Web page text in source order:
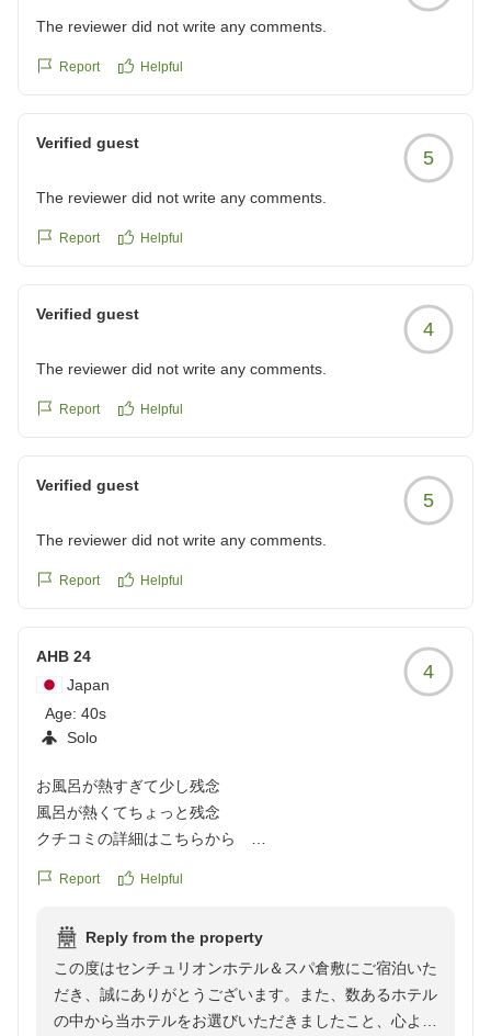
くのお客様に快適にお過ごしいただけるホテルとなるよ
理をなさらず、くれぐれもお身体をご自愛くださいま
センチュリオンホテル＆スパ倉敷
フロント：曹
The reviewer did not write any comments.
Report Helpful
Verified guest
5
The reviewer did not write any comments.
Report Helpful
Verified guest
4
The reviewer did not write any comments.
Report Helpful
Verified guest
5
The reviewer did not write any comments.
Report Helpful
AHB 24
Japan
Age: 40s
Solo
4
お風呂が熱すぎて少し残念
風呂が熱くてちょっと残念
クチコミの詳細はこちらから
reviewId=33123478255363
Report Helpful
Reply from the property
この度はセンチュリオンホテル＆スパ倉敷にご宿泊いた
だき、誠にありがとうございます。また、数あるホテル
の中から当ホテルをお選びいただきましたこと、心より